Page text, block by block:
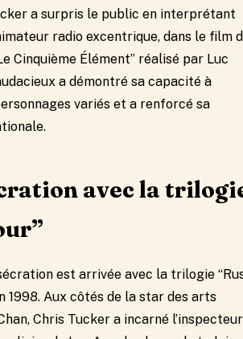
a surpris le public en interprétant
radio excentrique, dans le film
Cinquième Élément” réalisé par Luc
a démontré sa capacité à
variés et a renforcé sa
avec la
est arrivée avec la trilogie
1998. Aux côtés de la star des arts
Chris Tucker a incarné l’inspecteur